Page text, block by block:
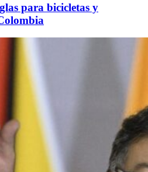
para bicicletas y